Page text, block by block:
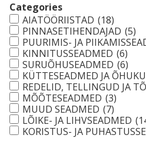
Categories
AIATÖÖRIISTAD (18)
PINNASETIHENDAJAD (5)
PUURIMIS- JA
KINNITUSSEADMED (6)
SURUÕHUSEADMED (6)
KÜTTESEADMED JA
REDELID, TELLINGUD JA
MÕÕTESEADMED (3)
MUUD SEADMED (7)
LÕIKE- JA LIHVSEADMED
KORISTUS- JA